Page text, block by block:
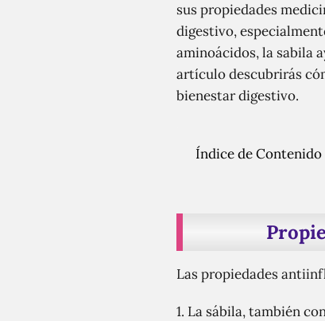
sus propiedades
digestivo,
aminoácidos, la sabila
artículo descubrirás
bienestar digestivo.
Índice de Contenido
Las propiedades
1. La sábila, también